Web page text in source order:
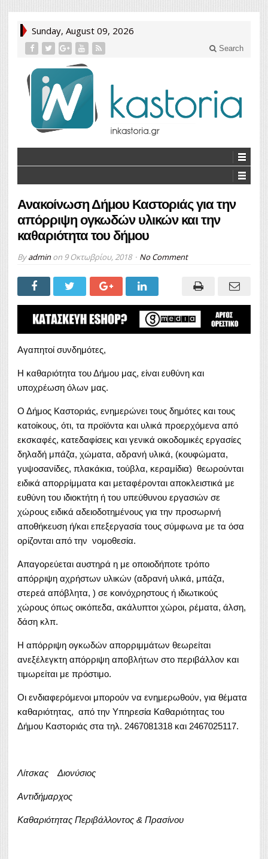
Sunday, August 09, 2026
Search
Ανακοίνωση Δήμου Καστοριάς για την
απόρριψη ογκωδών υλικών και την
καθαριότητα του δήμου
Byadminon 9 Οκτωβρίου, 2018 No Comment
Αγαπητοί συνδημότες,
Η καθαριότητα του Δήμου μας, είναι ευθύνη και
υποχρέωση όλων μας.
Ο Δήμος Καστοριάς, ενημερώνει τους δημότες και τους
κατοίκους, ότι, τα προϊόντα και υλικά προερχόμενα από
εκσκαφές, κατεδαφίσεις και γενικά οικοδομικές εργασίες
δηλαδή μπάζα, χώματα, αδρανή υλικά, (κουφώματα,
γυψοσανίδες, πλακάκια, τούβλα, κεραμίδια) θεωρούνται
ειδικά απορρίμματα και μεταφέρονται αποκλειστικά με
ευθύνη του ιδιοκτήτη ή του υπεύθυνου εργασιών σε
χώρους ειδικά αδειοδοτημένους για την προσωρινή
αποθήκευση ή/και επεξεργασία τους σύμφωνα με τα όσα
ορίζονται από την νομοθεσία.
Απαγορεύεται αυστηρά η με οποιοδήποτε τρόπο
απόρριψη αχρήστων υλικών (αδρανή υλικά, μπάζα,
στερεά απόβλητα, ) σε κοινόχρηστους ή ιδιωτικούς
χώρους όπως οικόπεδα, ακάλυπτοι χώροι, ρέματα, άλση,
δάση κλπ.
Η απόρριψη ογκωδών απορριμμάτων θεωρείται
ανεξέλεγκτη απόρριψη αποβλήτων στο περιβάλλον και
τιμωρείται με πρόστιμο.
Οι ενδιαφερόμενοι μπορούν να ενημερωθούν, για θέματα
καθαριότητας, από την Υπηρεσία Καθαριότητας του
Δήμου Καστοριάς στα τηλ. 2467081318 και 2467025117.
Λίτσκας Διονύσιος
Αντιδήμαρχος
Καθαριότητας Περιβάλλοντος & Πρασίνου